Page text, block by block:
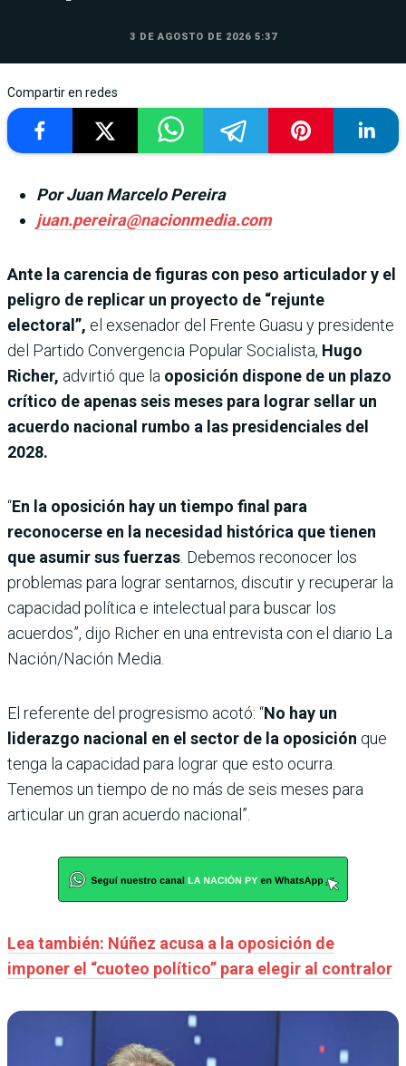
3 DE AGOSTO DE 2026 5:37
Compartir en redes
Por Juan Marcelo Pereira
juan.pereira@nacionmedia.com
Ante la carencia de figuras con peso articulador y el
peligro de replicar un proyecto de “rejunte
electoral”, el exsenador del Frente Guasu y presidente
del Partido Convergencia Popular Socialista, Hugo
Richer, advirtió que la oposición dispone de un plazo
crítico de apenas seis meses para lograr sellar un
acuerdo nacional rumbo a las presidenciales del
2028.
“En la oposición hay un tiempo final para
reconocerse en la necesidad histórica que tienen
que asumir sus fuerzas . Debemos reconocer los
problemas para lograr sentarnos, discutir y recuperar la
capacidad política e intelectual para buscar los
acuerdos”, dijo Richer en una entrevista con el diario La
Nación/Nación Media.
El referente del progresismo acotó: “No hay un
liderazgo nacional en el sector de la oposición que
tenga la capacidad para lograr que esto ocurra.
Tenemos un tiempo de no más de seis meses para
articular un gran acuerdo nacional”.
Lea también: Núñez acusa a la oposición de
imponer el “cuoteo político” para elegir al contralor